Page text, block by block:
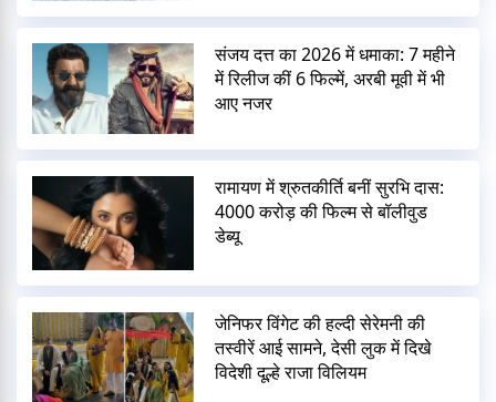
संजय दत्त का 2026 में धमाका: 7 महीने
में रिलीज कीं 6 फिल्में, अरबी मूवी में भी
आए नजर
रामायण में श्रुतकीर्ति बनीं सुरभि दास:
4000 करोड़ की फिल्म से बॉलीवुड
डेब्यू
जेनिफर विंगेट की हल्दी सेरेमनी की
तस्वीरें आई सामने, देसी लुक में दिखे
विदेशी दूल्हे राजा विलियम